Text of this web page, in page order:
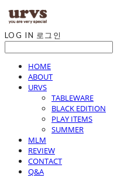
LOG IN 로그인
HOME
ABOUT
URVS
TABLEWARE
BLACK EDITION
PLAY ITEMS
SUMMER
MLM
REVIEW
CONTACT
Q&A